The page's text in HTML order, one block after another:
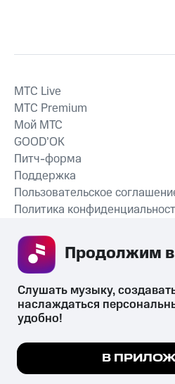
СКАЧАТЬ
MTС Live
MTС Premium
Мой МТС
GOOD’OK
Питч-форма
Поддержка
Пользовательское
Политика
психотропных веществ, их
их незаконный оборот запрещён и
законодательством
Мы используем куки, чтобы
Подробнее
Слушать музыку,
наслаждаться
удобно!
В